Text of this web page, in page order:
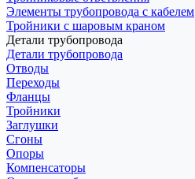
Элементы трубопровода с кабелем
Тройники с шаровым краном
Детали трубопровода
Детали трубопровода
Отводы
Переходы
Фланцы
Тройники
Заглушки
Сгоны
Опоры
Компенсаторы